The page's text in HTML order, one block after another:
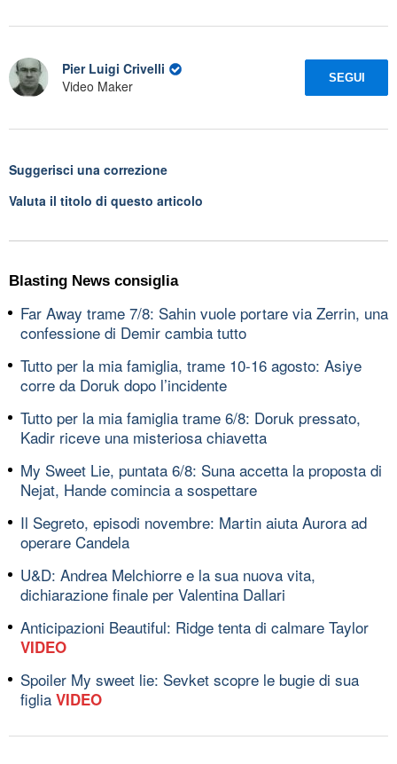
Pier Luigi Crivelli
Video Maker
SEGUI
Suggerisci una correzione
Valuta il titolo di questo articolo
Blasting News consiglia
Far Away trame 7/8: Sahin vuole portare via Zerrin, una
confessione di Demir cambia tutto
Tutto per la mia famiglia, trame 10-16 agosto: Asiye
corre da Doruk dopo l’incidente
Tutto per la mia famiglia trame 6/8: Doruk pressato,
Kadir riceve una misteriosa chiavetta
My Sweet Lie, puntata 6/8: Suna accetta la proposta di
Nejat, Hande comincia a sospettare
Il Segreto, episodi novembre: Martin aiuta Aurora ad
operare Candela
U&D: Andrea Melchiorre e la sua nuova vita,
dichiarazione finale per Valentina Dallari
Anticipazioni Beautiful: Ridge tenta di calmare Taylor
VIDEO
Spoiler My sweet lie: Sevket scopre le bugie di sua
figlia VIDEO